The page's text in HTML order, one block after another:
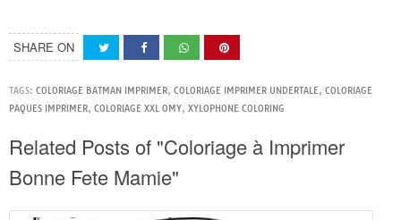
SHARE ON
TAGS: COLORIAGE BATMAN IMPRIMER, COLORIAGE IMPRIMER UNDERTALE, COLORIAGE
PAQUES IMPRIMER, COLORIAGE XXL OMY, XYLOPHONE COLORING
Related Posts of "Coloriage à Imprimer
Bonne Fete Mamie"